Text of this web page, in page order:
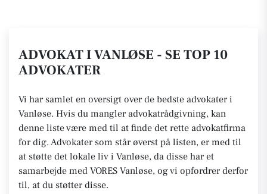
ADVOKAT I VANLØSE - SE TOP 10
ADVOKATER
Vi har samlet en oversigt over de bedste advokater i
Vanløse. Hvis du mangler advokatrådgivning, kan
denne liste være med til at finde det rette advokatfirma
for dig. Advokater som står øverst på listen, er med til
at støtte det lokale liv i Vanløse, da disse har et
samarbejde med VORES Vanløse, og vi opfordrer derfor
til, at du støtter disse.